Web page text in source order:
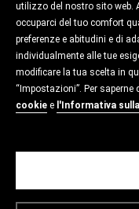
utilizzo del nostro sito web.
occuparci del tuo comfort
preferenze e abitudini e di
individualmente alle tue
modificare la tua scelta in
“Impostazioni”. Per
cookie e l'Informativa